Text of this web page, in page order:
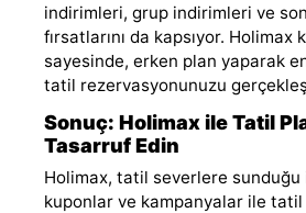
indirimleri, grup indirimleri ve
fırsatlarını da kapsıyor. Holimax
sayesinde, erken plan yaparak
tatil rezervasyonunuzu
Sonuç: Holimax ile Tatil
Tasarruf Edin
Holimax, tatil severlere sunduğu
kuponlar ve kampanyalar ile